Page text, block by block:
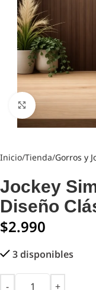
Click to enlarge
Inicio Tienda Gorros y
Jockey
Diseño
$2.990
3 disponibles